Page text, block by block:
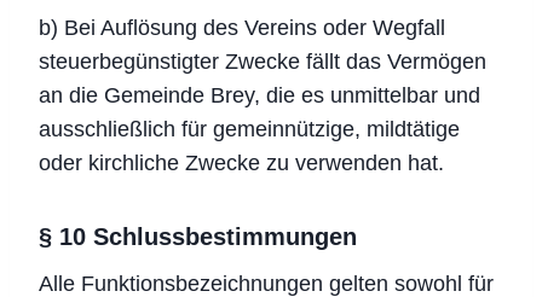
b) Bei Auflösung des Vereins oder Wegfall
steuerbegünstigter Zwecke fällt das Vermögen
an die Gemeinde Brey, die es unmittelbar und
ausschließlich für gemeinnützige, mildtätige
oder kirchliche Zwecke zu verwenden hat.
§ 10 Schlussbestimmungen
Alle Funktionsbezeichnungen gelten sowohl für